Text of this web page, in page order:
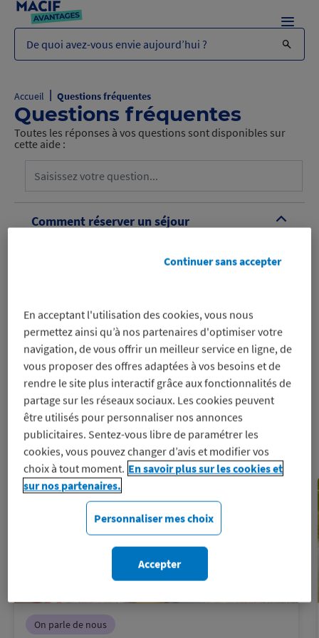
De quoi avez-vous envie aujourd’hui ?
Menu
Accueil | Questions fréquentes
Questions fréquentes
Toutes les réponses à vos questions sont disponibles sur
cette aide :
B
Comment réserver un séjour
Le Blog
Macif Avantages
Je découvre
On parle de nous
En acceptant l'utilisation des cookies, vous nous
permettez ainsi qu’à nos partenaires d'optimiser votre
navigation, de vous offrir un meilleur service en ligne, de
vous proposer des offres adaptées à vos besoins et de
rendre le site plus interactif grâce aux fonctionnalités de
partage sur les réseaux sociaux. Les cookies peuvent
être utilisés pour personnaliser nos annonces
publicitaires. Sentez-vous libre de paramétrer les
cookies, vous pouvez changer d’avis et modifier vos
choix à tout moment. En savoir plus sur les cookies et
sur nos partenaires.
Personnaliser mes choix
Continuer sans accepter
Accepter